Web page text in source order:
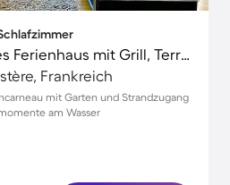
Familienfreundliches Ferienhaus mit Grill, Terrasse und Garten | Stadtblick | Perfekt für die Arbeit von Zuhause
Frankreich
mit Garten und Strandzugang
am Wasser